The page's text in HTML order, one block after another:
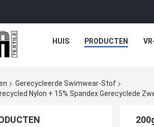
HUIS PRODUCTEN
Gerecycleerde Swimwear-Stof
Nylon + 15% Spandex Gerecyclede